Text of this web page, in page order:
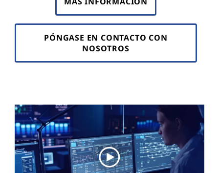
PÓNGASE EN CONTACTO CON
NOSOTROS